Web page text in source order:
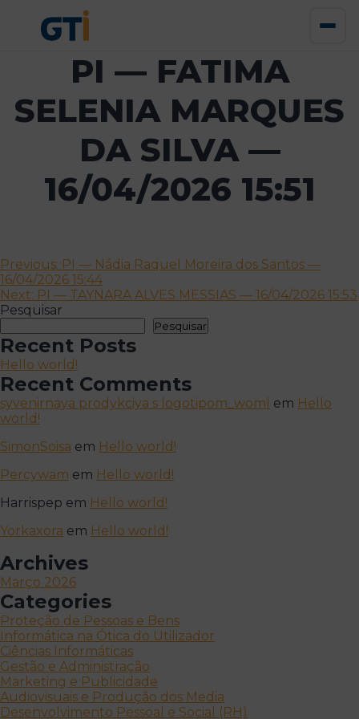
PI — FATIMA
SELENIA MARQUES
DA SILVA —
16/04/2026 15:51
Navegação
de
artigos
Previous: PI — Nádia Raquel Moreira dos Santos —
16/04/2026 15:44
Next: PI — TAYNARA ALVES MESSIAS — 16/04/2026 15:53
Pesquisar
Pesquisar
Recent Posts
Hello world!
Recent Comments
syvenirnaya prodykciya s logotipom_woml em Hello
world!
SimonSoisa em Hello world!
Percywam em Hello world!
Harrispep em Hello world!
Yorkaxora em Hello world!
Archives
Março 2026
Categories
Proteção de Pessoas e Bens
Informática na Ótica do Utilizador
Ciências Informáticas
Gestão e Administração
Marketing e Publicidade
Audiovisuais e Produção dos Media
Desenvolvimento Pessoal e Social (RH)